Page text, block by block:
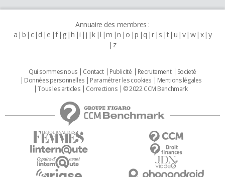
Annuaire des membres :
a b c d e f g h i j k l m n o p q r s t u v w x y
z
Qui sommes nous Contact Publicité Recrutement
Societé
Données personnelles
Paramétrer les cookies
Mentions légales
Tous les articles
Corrections © 2022 CCM Benchmark